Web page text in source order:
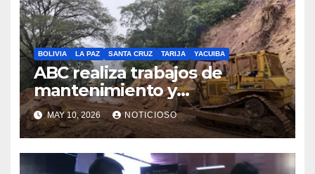
la población
BOLIVIA LA PAZ SANTA CRUZ TARIJA YACUIBA
ABC realiza trabajos de
mantenimiento y
conservación vial en la ruta a
los Valles cruceños
MAY 10, 2026 NOTICIOSO